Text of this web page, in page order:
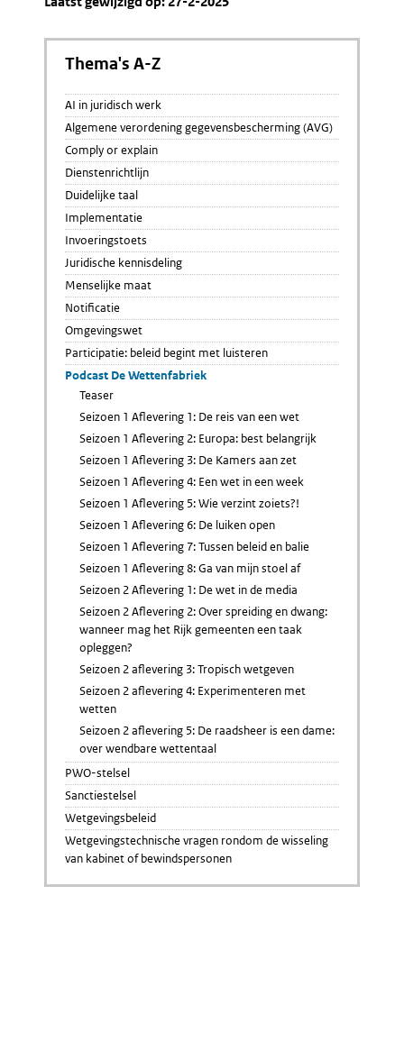
Thema's A-Z
AI in juridisch werk
Algemene verordening gegevensbescherming (AVG)
Comply or explain
Dienstenrichtlijn
Duidelijke taal
Implementatie
Invoeringstoets
Juridische kennisdeling
Menselijke maat
Notificatie
Omgevingswet
Participatie: beleid begint met luisteren
Podcast De Wettenfabriek
Teaser
Seizoen 1 Aflevering 1: De reis van een wet
Seizoen 1 Aflevering 2: Europa: best belangrijk
Seizoen 1 Aflevering 3: De Kamers aan zet
Seizoen 1 Aflevering 4: Een wet in een week
Seizoen 1 Aflevering 5: Wie verzint zoiets?!
Seizoen 1 Aflevering 6: De luiken open
Seizoen 1 Aflevering 7: Tussen beleid en balie
Seizoen 1 Aflevering 8: Ga van mijn stoel af
Seizoen 2 Aflevering 1: De wet in de media
Seizoen 2 Aflevering 2: Over spreiding en dwang:
wanneer mag het Rijk gemeenten een taak
opleggen?
Seizoen 2 aflevering 3: Tropisch wetgeven
Seizoen 2 aflevering 4: Experimenteren met
wetten
Seizoen 2 aflevering 5: De raadsheer is een dame:
over wendbare wettentaal
PWO-stelsel
Sanctiestelsel
Wetgevingsbeleid
Wetgevingstechnische vragen rondom de wisseling
van kabinet of bewindspersonen